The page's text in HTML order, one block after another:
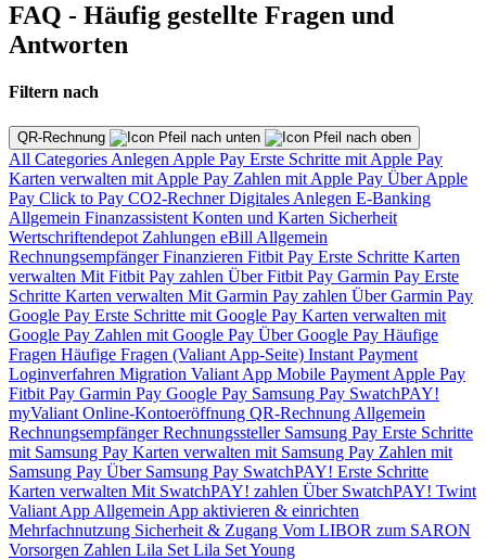
FAQ - Häufig gestellte Fragen und
Antworten
Filtern nach
QR-Rechnung
All Categories Anlegen Apple Pay Erste Schritte mit Apple Pay
Karten verwalten mit Apple Pay Zahlen mit Apple Pay Über Apple
Pay Click to Pay CO2-RechnerDigitales Anlegen E-Banking
Allgemein Finanzassistent Konten und Karten Sicherheit
Wertschriftendepot Zahlungen eBill Allgemein
RechnungsempfängerFinanzieren Fitbit Pay Erste Schritte Karten
verwalten Mit Fitbit Pay zahlen Über Fitbit Pay Garmin Pay Erste
Schritte Karten verwalten Mit Garmin Pay zahlen Über Garmin Pay
Google Pay Erste Schritte mit Google Pay Karten verwalten mit
Google Pay Zahlen mit Google Pay Über Google Pay Häufige
Fragen Häufige Fragen (Valiant App-Seite) Instant Payment
Loginverfahren Migration Valiant App Mobile Payment Apple Pay
Fitbit Pay Garmin Pay Google Pay Samsung Pay SwatchPAY!
myValiant Online-Kontoeröffnung QR-Rechnung Allgemein
RechnungsempfängerRechnungssteller Samsung Pay Erste Schritte
mit Samsung Pay Karten verwalten mit Samsung Pay Zahlen mit
Samsung Pay Über Samsung Pay SwatchPAY! Erste Schritte
Karten verwalten Mit SwatchPAY! zahlen Über SwatchPAY! Twint
Valiant App Allgemein App aktivieren & einrichten
Mehrfachnutzung Sicherheit & Zugang Vom LIBOR zum SARON
Vorsorgen Zahlen Lila Set Lila Set Young